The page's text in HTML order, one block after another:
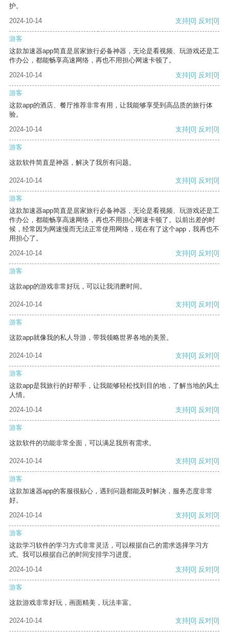
护。
2024-10-14
支持[0] 反对[0]
游客
这款加速器app简直是居家旅行必备神器，无论是看视频、玩游戏还是工
作办公，都能畅享高速网络，再也不用担心网速卡顿了。
2024-10-14
支持[0] 反对[0]
游客
这款app的酒店、餐厅推荐非常有用，让我能够享受到高品质的旅行体
验。
2024-10-14
支持[0] 反对[0]
游客
这款软件简直是神器，解决了我所有问题。
2024-10-14 支持[0] 反对[0]
游客
这款加速器app简直是居家旅行必备神器，无论是看视频、玩游戏还是工
作办公，都能畅享高速网络，再也不用担心网速卡顿了。以前出差的时
候，经常因为网速慢而无法正常使用网络，现在有了这个app，我再也不
用担心了。
2024-10-14
支持[0] 反对[0]
游客
这款app的游戏非常好玩，可以让我消磨时间。
2024-10-14 支持[0] 反对[0]
游客
这款app就像我的私人导游，带我领略世界各地的美景。
2024-10-14 支持[0] 反对[0]
游客
这款app是我旅行的好帮手，让我能够轻松找到目的地，了解当地的风土
人情。
2024-10-14
支持[0] 反对[0]
游客
这款软件的功能非常全面，可以满足我所有需求。
2024-10-14 支持[0] 反对[0]
游客
这款加速器app的客服很贴心，遇到问题都能及时解决，服务态度非常
好。
2024-10-14
支持[0] 反对[0]
游客
这款学习软件的学习方式非常灵活，可以根据自己的需求选择学习方
式。我可以根据自己的时间安排学习进度。
2024-10-14
支持[0] 反对[0]
游客
这款游戏非常好玩，画面精美，玩法丰富。
2024-10-14 支持[0] 反对[0]